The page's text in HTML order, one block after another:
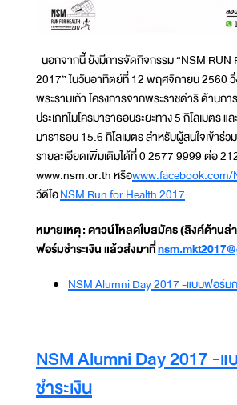
นอกจากนี้ ยังมีการจัดกิจกรรม “NSM RUN
2017” ในวันอาทิตย์ที่ 12 พฤศจิกายน 2560 วิ่
พระรามเก้า โครงการจากพระราชดำริ ด้านก
ประเภทไมโครมาราธอนระยะทาง 5 กิโลเมตร แ
มาราธอน 15.6 กิโลเมตร สำหรับผู้สนใจเข้าร่
รายละเอียดเพิ่มเติมได้ที่ 0 2577 9999 ต่อ
www.nsm.or.th หรือwww.facebook.com/
วีดีโอNSM Run for Health 2017
หมายเหตุ : ดาวน์โหลดใบสมัคร (ลิงค์ด้านล่
ฟอร์มชำระเงิน แล้วส่งมาที่
NSM Alumni Day 2017 -แบบฟอร์มก
NSM Alumni Day 2017 -
ชำระเงิน